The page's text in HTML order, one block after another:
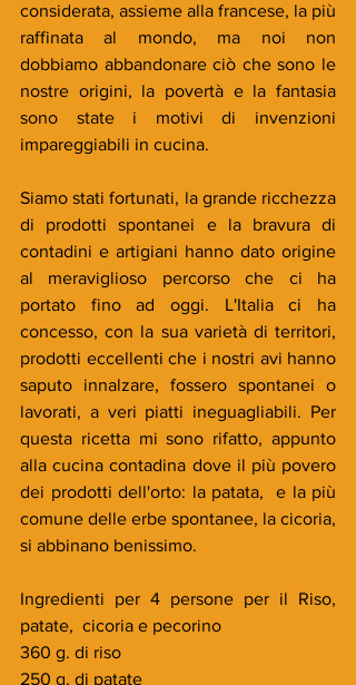
considerata, assieme alla francese, la più
raffinata al mondo, ma noi non
dobbiamo abbandonare ciò che sono le
nostre origini, la povertà e la fantasia
sono state i motivi di invenzioni
impareggiabili in cucina.
Siamo stati fortunati, la grande ricchezza
di prodotti spontanei e la bravura di
contadini e artigiani hanno dato origine
al meraviglioso percorso che ci ha
portato fino ad oggi. L'Italia ci ha
concesso, con la sua varietà di territori,
prodotti eccellenti che i nostri avi hanno
saputo innalzare, fossero spontanei o
lavorati, a veri piatti ineguagliabili. Per
questa ricetta mi sono rifatto, appunto
alla cucina contadina dove il più povero
dei prodotti dell'orto: la patata,  e la più
comune delle erbe spontanee, la cicoria,
si abbinano benissimo.
Ingredienti per 4 persone per il Riso,
patate,  cicoria e pecorino
360 g. di riso
250 g. di patate